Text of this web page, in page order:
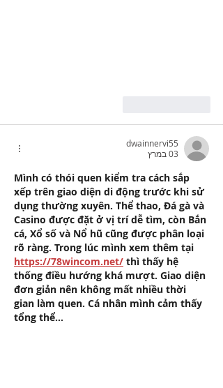
dwainnervi55
03 במרץ
Mình có thói quen kiểm tra cách sắp
xếp trên giao diện di động trước khi sử
dụng thường xuyên. Thể thao, Đá gà và
Casino được đặt ở vị trí dễ tìm, còn Bắn
cá, Xổ số và Nổ hũ cũng được phân loại
rõ ràng. Trong lúc mình xem thêm tại
https://78wincom.net/ thì thấy hệ
thống điều hướng khá mượt. Giao diện
đơn giản nên không mất nhiều thời
gian làm quen. Cá nhân mình cảm thấy
tổng thể…